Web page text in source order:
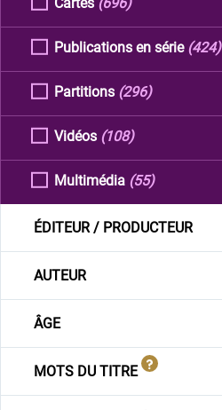
Publications en série (424)
Partitions (296)
Vidéos (108)
Multimédia (55)
ÉDITEUR / PRODUCTEUR
AUTEUR
ÂGE
MOTS DU TITRE